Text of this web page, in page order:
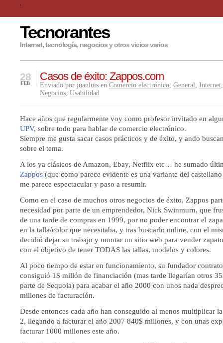
Tecnorantes
Internet, tecnología, negocios y otros vicios varios
Casos de éxito: Zappos.com
28
FEB Enviado por juanluis en Comercio electrónico, General, Internet
Negocios, Usabilidad
Hace años que regularmente voy como profesor invitado en
UPV, sobre todo para hablar de comercio electrónico.
Siempre me gusta sacar casos prácticos y de éxito, y ando
sobre el tema.
A los ya clásicos de Amazon, Ebay, Netflix etc… he sumado
Zappos (que como parece evidente es una variante del
me parece espectacular y paso a resumir.
Como en el caso de muchos otros negocios de éxito, Zappos
necesidad por parte de un emprendedor, Nick Swinmurn, que
de una tarde de compras en 1999, por no poder encontrar el
en la talla/color que necesitaba, y tras buscarlo online, con el
decidió dejar su trabajo y montar un sitio web para vender
con el objetivo de tener TODAS las tallas, modelos y colores.
Al poco tiempo de estar en funcionamiento, su fundador
consiguió 1$ millón de financiación (mas tarde llegarían otros
parte de Sequoia) para acabar el año 2000 con unos nada
millones de facturación.
Desde entonces cada año han conseguido al menos multiplicar
2, llegando a facturar el año 2007 840$ millones, y con unas
facturar 1000 millones este año.